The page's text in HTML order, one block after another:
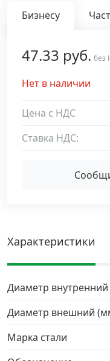
Анкерная техника
Дюбельная
Хомуты и шуруп-
Грузовой крепеж
Бизнесу
47.33 руб. без
Нет в наличии
Цена с НДС
Ставка НДС:
Характеристики
Диаметр
Диаметр внешний
Марка стали